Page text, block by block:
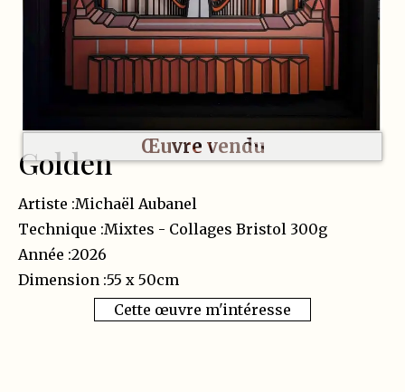
Œuvre vendu
Golden
Artiste :Michaël Aubanel
Technique :Mixtes - Collages Bristol 300g
Année :2026
Dimension :55 x 50cm
Cette œuvre m'intéresse